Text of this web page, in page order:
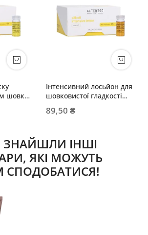
шовку
Інтенсивний лосьйон для
шовковистої гладкості
89,50 ₴
ІНШІ
ЯКІ МОЖУТЬ
СПОДОБАТИСЯ!